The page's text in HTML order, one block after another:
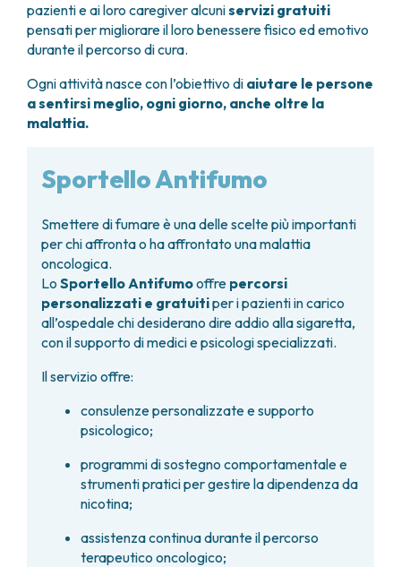
TUMORI TESTA E COLLO
TUMORI TIROIDE E GHIANDOLE ENDOCRINE
ENDOMETRIOSI
FIBROMI UTERINI
TUMORI MAMMELLA
TUMORI OVAIO
TUMORI PROSTATA
TUMORI TESTICOLO
TUMORI VESCICA
TUMORI VULVA
TUMORI DI PELLE, SANGUE E TESSUTI
LEUCEMIE ACUTE
MELANOMI
METASTASI DEL SISTEMA NERVOSO CENTRALE
MIELOMI
NEOPLASIE MIELODISPLASTICHE
NEOPLASIE MIELOPROLIFERATIVE CRONICHE
SARCOMI E TUMORI RARI
TUMORI OSSEI
AREE CHIRURGICHE
ANESTESIA E RIANIMAZIONE
CENTRO PER I TUMORI DELL’OVAIO
CHIRURGIA ONCOLOGICA
CHIRURGIA PLASTICA RICOSTRUTTIVA
CHIRURGIA DEI TUMORI DELLA PELLE
CHIRURGIA UROLOGICA
CHIRURGIA SENOLOGICA
GASTROENTEROLOGIA ED ENDOSCOPIA
DIGESTIVA
GINECOLOGIA ONCOLOGICA E TUMORI
EREDITARI
OTORINOLARINGOIATRIA
DIAGNOSTICA E SERVIZI
DIREZIONE ASSISTENZIALE E TECNICA
FARMACIA
FISICA SANITARIA
LABORATORIO ANALISI
MEDICINA NUCLEARE
RADIODIAGNOSTICA
CONSULENZE
COME RAGGIUNGERCI
OSPITALITÀ SOLIDALE
ASSISTENTE SOCIALE
I VOLONTARI
DOCUMENTI UTILI
TECHNOLOGY TRANSFER OFFICE (TTO)
LABORATORI
PROGETTI INTERNAZIONALI
PROGETTI NAZIONALI
RICERCA ONCOLOGICA
HOSPICE
NEWS
pazienti e ai loro caregiver alcuniservizi gratuiti
pensati per migliorare il loro benessere fisico ed emotivo
durante il percorso di cura.
Ogni attività nasce con l’obiettivo di aiutare le persone
a sentirsi meglio, ogni giorno, anche oltre la
malattia.
Sportello Antifumo
Smettere di fumare è una delle scelte più importanti
per chi affronta o ha affrontato una malattia
oncologica.
Lo Sportello Antifumooffre percorsi
personalizzati e gratuitiper i pazienti in carico
all’ospedale chi desiderano dire addio alla sigaretta,
con il supporto di medici e psicologi specializzati.
Il servizio offre:
consulenze personalizzate e supporto
psicologico;
programmi di sostegno comportamentale e
strumenti pratici per gestire la dipendenza da
nicotina;
assistenza continua durante il percorso
terapeutico oncologico;